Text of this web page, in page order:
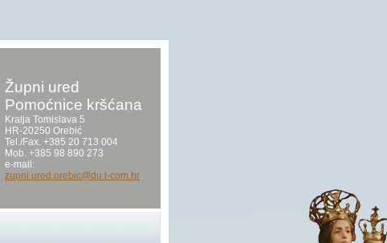
Župni ured
Pomoćnice kršćana
Kralja Tomislava 5
HR-20250 Orebić
Tel./Fax. +385 20 713 004
Mob. +385 98 890 273
e-mail:
zupni.ured.orebic@du.t-com.hr